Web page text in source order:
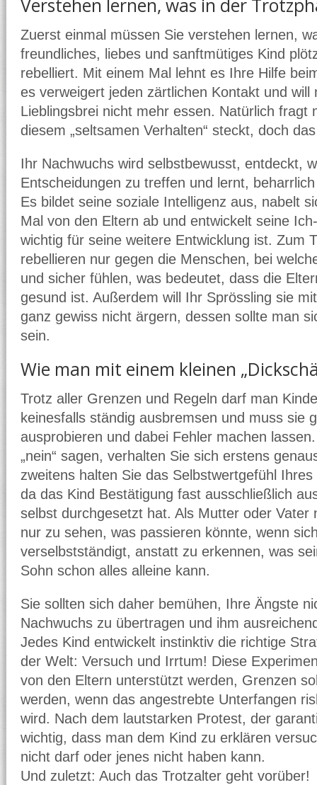
Verstehen lernen, was in der
Zuerst einmal müssen Sie verstehen lernen,
freundliches, liebes und sanftmütiges Kind
rebelliert. Mit einem Mal lehnt es Ihre Hilfe
es verweigert jeden zärtlichen Kontakt und will
Lieblingsbrei nicht mehr essen. Natürlich fragt
diesem „seltsamen Verhalten“ steckt, doch
Ihr Nachwuchs wird selbstbewusst, entdeckt,
Entscheidungen zu treffen und lernt,
Es bildet seine soziale Intelligenz aus, nabelt
Mal von den Eltern ab und entwickelt seine
wichtig für seine weitere Entwicklung ist. Zum
rebellieren nur gegen die Menschen, bei
und sicher fühlen, was bedeutet, dass die
gesund ist. Außerdem will Ihr Sprössling sie
ganz gewiss nicht ärgern, dessen sollte man
sein.
Wie man mit einem kleinen
Trotz aller Grenzen und Regeln darf man
keinesfalls ständig ausbremsen und muss sie
ausprobieren und dabei Fehler machen
„nein“ sagen, verhalten Sie sich erstens
zweitens halten Sie das Selbstwertgefühl
da das Kind Bestätigung fast ausschließlich
selbst durchgesetzt hat. Als Mutter oder Vater
nur zu sehen, was passieren könnte, wenn
verselbstständigt, anstatt zu erkennen, was
Sohn schon alles alleine kann.
Sie sollten sich daher bemühen, Ihre Ängste
Nachwuchs zu übertragen und ihm
Jedes Kind entwickelt instinktiv die richtige
der Welt: Versuch und Irrtum! Diese
von den Eltern unterstützt werden, Grenzen
werden, wenn das angestrebte Unterfangen
wird. Nach dem lautstarken Protest, der
wichtig, dass man dem Kind zu erklären
nicht darf oder jenes nicht haben kann.
Und zuletzt: Auch das Trotzalter geht vorüber!